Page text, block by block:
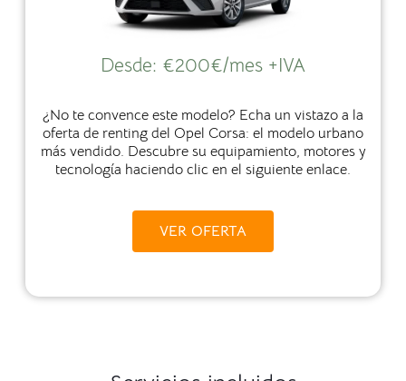
Desde: €200€/mes +IVA
¿No te convence este modelo? Echa un vistazo a la
oferta de renting del Opel Corsa: el modelo urbano
más vendido. Descubre su equipamiento, motores y
tecnología haciendo clic en el siguiente enlace.
VER OFERTA